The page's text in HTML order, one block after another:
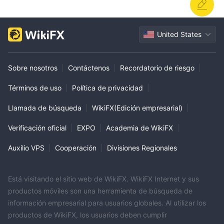
United States
Sobre nosotros Contáctenos Recordatorio de riesgo
Términos de uso Política de privacidad
Llamada de búsqueda WikiFX(Edición empresarial)
Verificación oficial EXPO Academia de WikiFX
Auxilio VPS Cooperación Divisiones Regionales
Está visitando el sitio web de WikiFX. WikiFX Internet y sus
productos móviles son una herramienta de búsqueda de
información empresarial para usuarios globales. Al utilizar los
productos de WikiFX, los usuarios deben cumplir